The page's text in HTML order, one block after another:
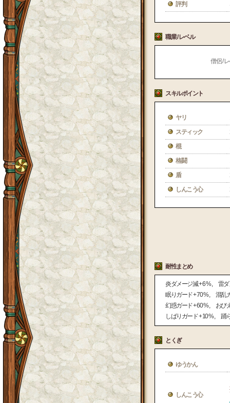
評判
職業 / レベル
僧侶 /
スキルポイント
ヤリ
スティック
棍
格闘
盾
しんこう心
耐性まとめ
炎ダメージ減+ 6 %
雷
眠りガード+ 70 %
混乱
幻惑ガード+ 60 %
おび
しばりガード+ 10 % 踊
とくぎ
ゆうかん
しんこう心